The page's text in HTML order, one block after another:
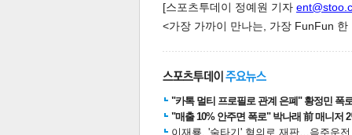
인
[스포츠투데이 정예원 기자
<가장 가까이 만나는, 가장 FunFun
"카톡 멀티 프로필로 관계 은폐" 황정민 폭
"매출 10% 안주면 폭로" 박나래 前 매니저
이재룡, '술타기' 혐의로 재판…음주운